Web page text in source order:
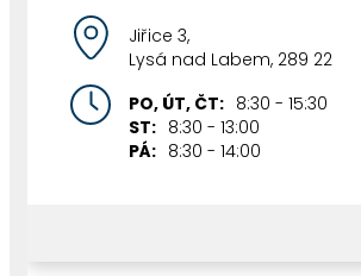
Jiřice 3,
Lysá nad Labem, 289 22
PO, ÚT, ČT: 8:30 - 15:30
ST: 8:30 - 13:00
PÁ: 8:30 - 14:00